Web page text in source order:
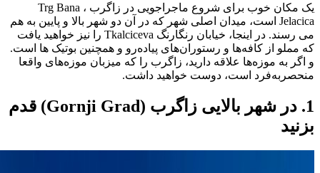
یک مکان خوب برای شروع ماجراجویی در زاگرب ، Trg Bana
Jelacica است، میدان اصلی شهر که در آن دو شهر بالا و پایین به هم
می رسند. در اینجا، خیابان رنگارنگ Tkalciceva را نیز خواهید یافت
که مملو از کافه‌ها و رستوران‌های پیاده‌رو و همچنین بوتیک‌ ها است.
و اگر به موزه‌ها علاقه دارید، زاگرب را که میزبان موزه‌های واقعا
منحصربه‌فرد است، دوست خواهید داشت.
1. در شهر بالایی زاگرب (Gornji Grad) قدم
بزنید